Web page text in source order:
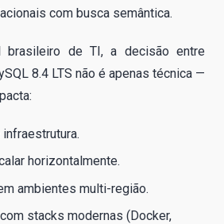
com busca semântica.
brasileiro de TI, a decisão entre
8.4 LTS não é apenas técnica —
horizontalmente.
ambientes multi-região.
stacks modernas (Docker,